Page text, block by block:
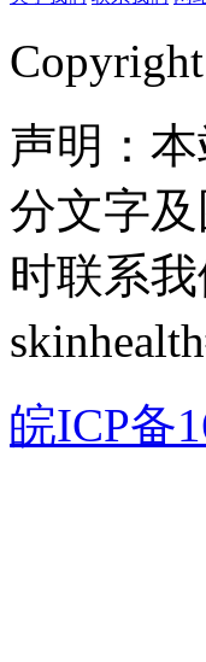
声明：
分文字
时联系
皖ICP备